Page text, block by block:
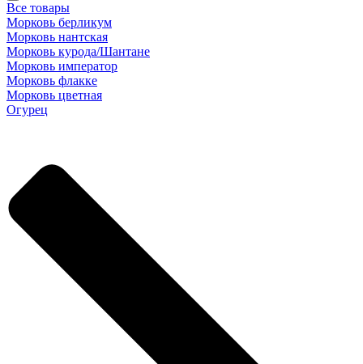
Все товары
Морковь берликум
Морковь нантская
Морковь курода/Шантане
Морковь император
Морковь флакке
Морковь цветная
Огурец